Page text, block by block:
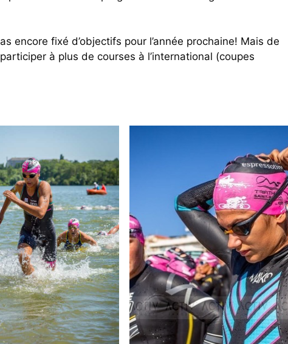
encore fixé d’objectifs pour l’année prochaine! Mais de
à plus de courses à l’international (coupes